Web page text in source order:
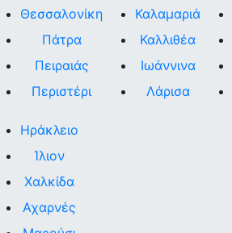
Θεσσαλονίκη
Πάτρα
Πειραιάς
Περιστέρι
Καλαμαριά
Καλλιθέα
Ιωάννινα
Λάρισα
Ηράκλειο
Ίλιον
Χαλκίδα
Αχαρνές